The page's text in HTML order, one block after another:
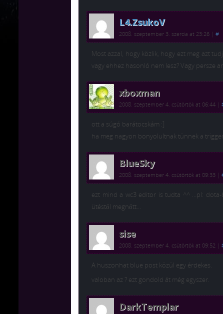
L4.ZsukoV
2008. szeptember 3. szerda at 23:26 #
Most azzal, hogy közlik, hogy ezt meg azt
vagy ehhez hasonló nem lesz? Vagy persze
xboxman
2008. szeptember 4. csütörtök at 06:44
ott a súgó barátocskám :]
ha meg nagyon bonyolultnak tünnek a
BlueSky
2008. szeptember 4. csütörtök at 09:33
ezt mind a wc3 editor is tudta ^^ …pl: dota-
ütéstől megnőtt…
sise
2008. szeptember 4. csütörtök at 09:52
A huszonhat blue post közül egy érdekes.
valoban az ? ezt gondold át még egyszer.
DarkTemplar